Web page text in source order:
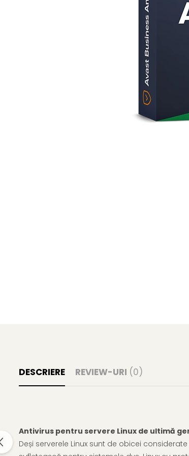
DESCRIERE REVIEW-URI (0)
Antivirus pentru servere Linux de ultimă
Deși serverele Linux sunt de obicei